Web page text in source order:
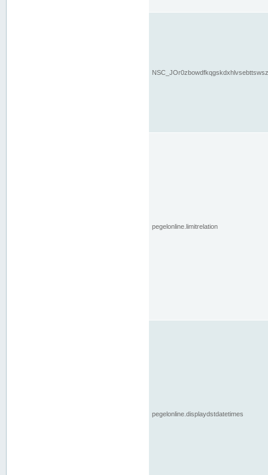
pegelonline.limitrelation
pegelonline.displaydstdatetimes